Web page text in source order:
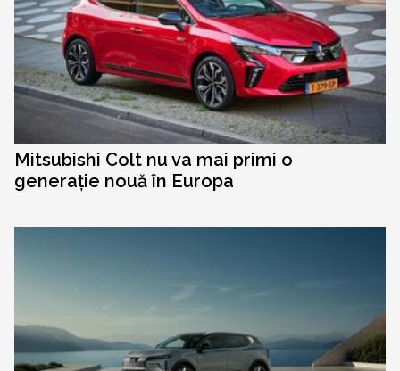
Mitsubishi Colt nu va mai primi o
generație nouă în Europa